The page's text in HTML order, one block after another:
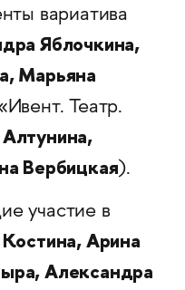
вариатива
Яблочкина,
Марьяна
Театр.
Алтунина,
Вербицкая).
участие в
Арина
Александра